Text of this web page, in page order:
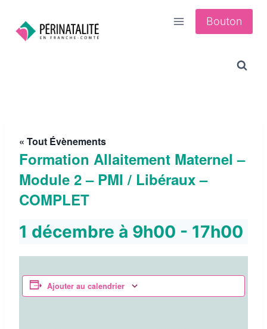
contenu
Bouton
« Tout Évènements
Formation Allaitement Maternel –
Module 2 – PMI / Libéraux –
COMPLET
1 décembre à 9h00 - 17h00
Ajouter au calendrier